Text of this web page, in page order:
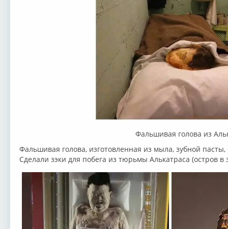
Фальшивая голова из
Фальшивая голова, изготовленная из мыла, зубной
Сделали зэки для побега из тюрьмы Алькатраса (остров